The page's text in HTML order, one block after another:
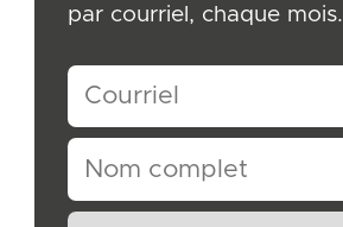
par courriel, chaque mois.